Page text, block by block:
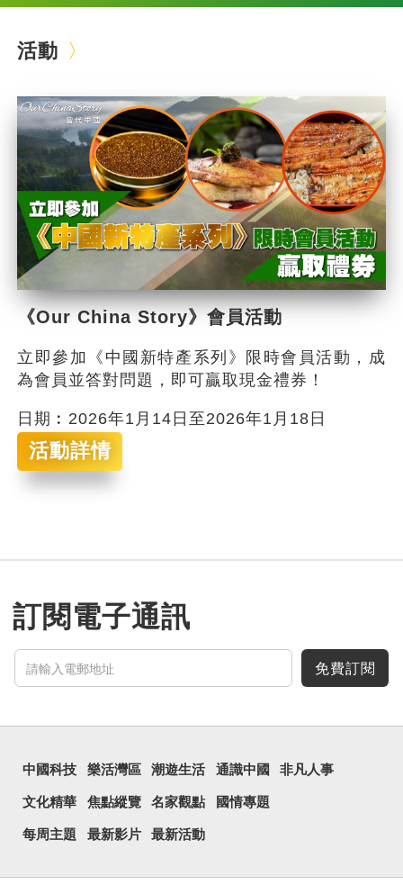
活動
《Our China Story》會員活動
立即參加《中國新特產系列》限時會員活動，成
為會員並答對問題，即可贏取現金禮券！
日期︰2026年1月14日至2026年1月18日
活動詳情
訂閱電子通訊
免費訂閱
中國科技 樂活灣區 潮遊生活 通識中國 非凡人事
文化精華 焦點縱覽 名家觀點 國情專題
每周主題 最新影片 最新活動